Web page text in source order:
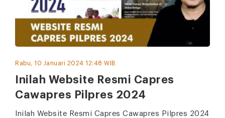
Rabu, 10 Januari 2024 12:48 WIB
Inilah Website Resmi Capres
Cawapres Pilpres 2024
Inilah Website Resmi Capres Cawapres Pilpres 2024